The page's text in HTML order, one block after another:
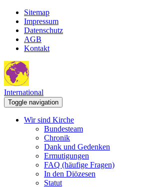
Sitemap
Impressum
Datenschutz
AGB
Kontakt
International
Toggle navigation
Wir sind Kirche
Bundesteam
Chronik
Dank und Gedenken
Ermutigungen
FAQ (häufige Fragen)
In den Diözesen
Statut